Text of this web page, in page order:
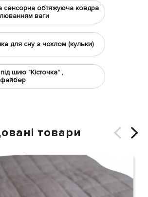
сенсорна обтяжуюча ковдра
ваги
для сну з чохлом (кульки)
шию "Кісточка" ,
товари